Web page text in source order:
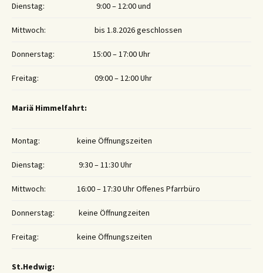
Dienstag: 9:00 – 12:00 und
Mittwoch: bis 1.8.2026 geschlossen
Donnerstag: 15:00 – 17:00 Uhr
Freitag: 09:00 – 12:00 Uhr
Mariä Himmelfahrt:
Montag: keine Öffnungszeiten
Dienstag: 9:30 – 11:30 Uhr
Mittwoch: 16:00 – 17:30 Uhr Offenes Pfarrbüro
Donnerstag: keine Öffnungzeiten
Freitag: keine Öffnungszeiten
St.Hedwig: